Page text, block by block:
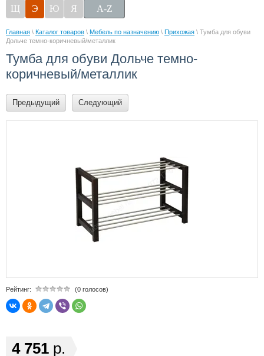
Щ
Э Ю Я A-Z
Главная \ Каталог товаров \ Мебель по назначению \ Прихожая \ Тумба для обуви
Дольче темно-коричневый/металлик
Тумба для обуви Дольче темно-
коричневый/металлик
Предыдущий Следующий
Рейтинг: (0 голосов)
4 751 р.